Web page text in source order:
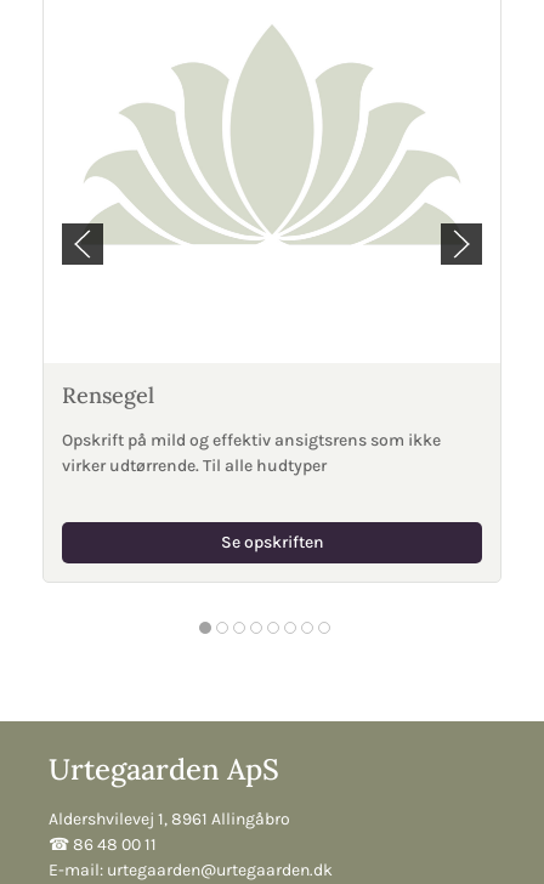
Rensegel
Opskrift på mild og effektiv ansigtsrens som ikke
virker udtørrende. Til alle hudtyper
Se opskriften
Urtegaarden ApS
Aldershvilevej 1, 8961 Allingåbro
☎︎ 86 48 00 11
E-mail: urtegaarden@urtegaarden.dk